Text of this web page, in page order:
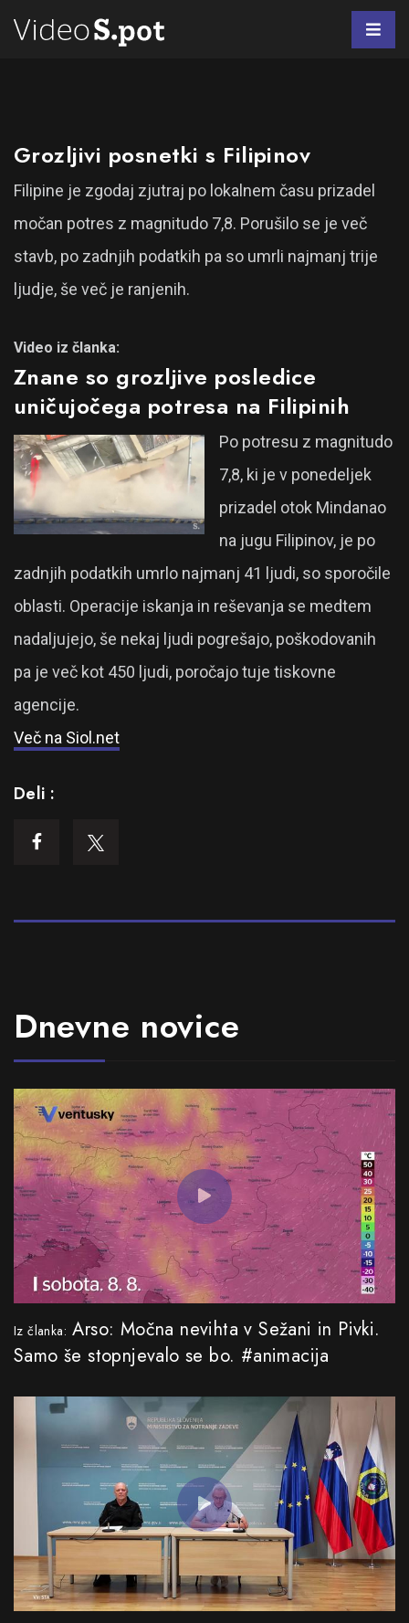
Grozljivi posnetki s Filipinov
Filipine je zgodaj zjutraj po lokalnem času prizadel
močan potres z magnitudo 7,8. Porušilo se je več
stavb, po zadnjih podatkih pa so umrli najmanj trije
ljudje, še več je ranjenih.
Video iz članka:
Znane so grozljive posledice
uničujočega potresa na Filipinih
Po potresu z magnitudo
7,8, ki je v ponedeljek
prizadel otok Mindanao
na jugu Filipinov, je po
zadnjih podatkih umrlo najmanj 41 ljudi, so sporočile
oblasti. Operacije iskanja in reševanja se medtem
nadaljujejo, še nekaj ljudi pogrešajo, poškodovanih
pa je več kot 450 ljudi, poročajo tuje tiskovne
agencije.
Več na Siol.net
Deli :
Dnevne novice
Iz članka: Arso: Močna nevihta v Sežani in Pivki.
Samo še stopnjevalo se bo. #animacija